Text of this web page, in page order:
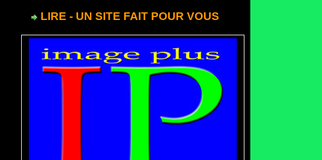
LIRE - UN SITE FAIT POUR VOUS